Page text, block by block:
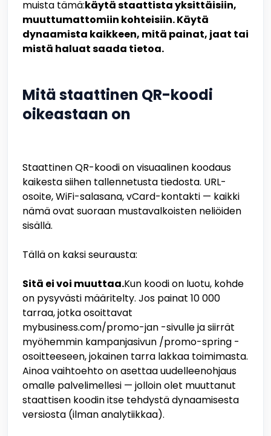
muista tämä:käytä staattista yksittäisiin,
muuttumattomiin kohteisiin. Käytä
dynaamista kaikkeen, mitä painat, jaat tai
mistä haluat saada tietoa.
Mitä staattinen QR-koodi
oikeastaan on
Staattinen QR-koodi on visuaalinen koodaus
kaikesta siihen tallennetusta tiedosta. URL-
osoite, WiFi-salasana, vCard-kontakti — kaikki
nämä ovat suoraan mustavalkoisten neliöiden
sisällä.
Tällä on kaksi seurausta:
Sitä ei voi muuttaa.Kun koodi on luotu, kohde
on pysyvästi määritelty. Jos painat 10 000
tarraa, jotka osoittavat
mybusiness.com/promo-jan -sivulle ja siirrät
myöhemmin kampanjasivun /promo-spring -
osoitteeseen, jokainen tarra lakkaa toimimasta.
Ainoa vaihtoehto on asettaa uudelleenohjaus
omalle palvelimellesi — jolloin olet muuttanut
staattisen koodin itse tehdystä dynaamisesta
versiosta (ilman analytiikkaa).